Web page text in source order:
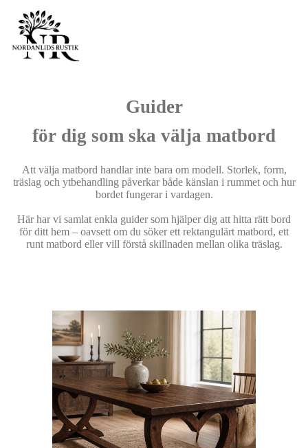
Guider
för dig som ska välja matbord
Att välja matbord handlar inte bara om modell. Storlek, form,
träslag och ytbehandling påverkar både känslan i rummet och hur
bordet fungerar i vardagen.
Här har vi samlat enkla guider som hjälper dig att hitta rätt bord
för ditt hem – oavsett om du söker ett rektangulärt matbord, ett
runt matbord eller vill förstå skillnaden mellan olika träslag.